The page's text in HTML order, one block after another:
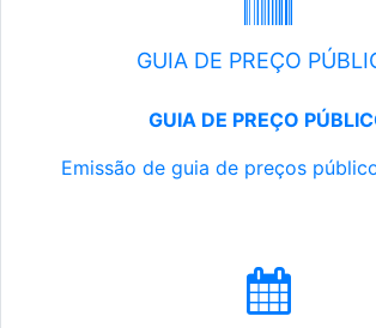
GUIA DE PREÇO
GUIA DE PREÇO
Emissão de guia de preços